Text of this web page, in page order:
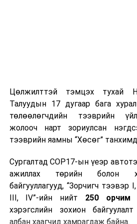
14-нд баруун аймгуудын
аймгуудын нутгийн хойд
аймгуудын нутгийн зарим
ихэнх нутаг, зүүн аймгуудын
нутгийн хойд хэсгээр бороо,
нойтон цас орно. Салхи 14-нд
15, 17-нд нутгийн зарим
нутгаар секундэд 15-17 метр
Хангай, Хөвсгөлийн уулархаг
Хүрэнбэлчир орчим, Идэр,
Цөлжилттэй тэмцэх тухай
Талуудын 17 дугаар бага
төлөөлөгчдийн тээврийн
жолооч нарт зориулсан
тээврийн яамны “Хөсөг” танхимд
Сургалтад COP17-ын үеэр
ажиллах төрийн болон
байгууллагууд, “Зорчигч тээвэр
III, IV”-ийн нийт 250 орчим
хэрэгслийн зохион
албан хаагчид хамрагдаж байна.